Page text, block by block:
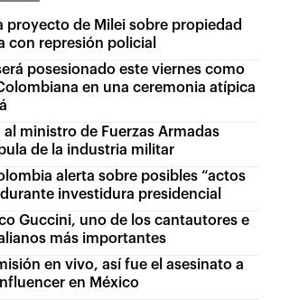
proyecto de Milei sobre propiedad
con represión policial
posesionado este viernes como
en una ceremonia atípica
al ministro de Fuerzas Armadas
de la industria militar
alerta sobre posibles “actos
investidura presidencial
Guccini, uno de los cantautores e
más importantes
en vivo, así fue el asesinato a
en México